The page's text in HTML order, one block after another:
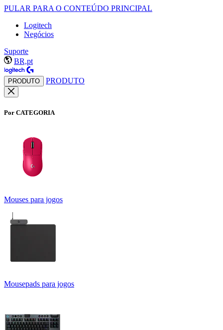
PULAR PARA O CONTEÚDO PRINCIPAL
Logitech
Negócios
Suporte
BR,pt
PRODUTO PRODUTO
Por CATEGORIA
Mouses para jogos
Mousepads para jogos